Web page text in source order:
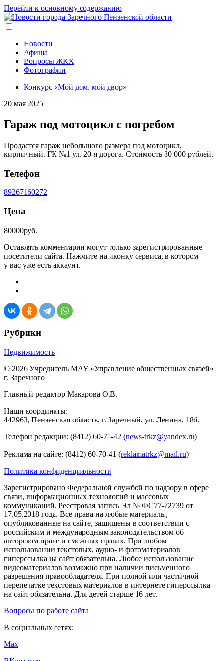
Перейти к основному содержанию
Новости
Афиша
Вопросы ЖКХ
Фотографии
Конкурс «Мой дом, мой двор»
20 мая 2025
Гараж под мотоцикл с погребом
Продается гараж небольшого размера под мотоцикл,
кирпичный. ГК №1 ул. 20-я дорога. Стоимость 80 000 рублей.
Телефон
89267160272
Цена
80000руб.
Оставлять комментарии могут только зарегистрированные
посетители сайта. Нажмите на иконку сервиса, в котором
у вас уже есть аккаунт.
Рубрики
Недвижимость
© 2026 Учредитель МАУ «Управление общественных связей»
г. Заречного
Главный редактор Макарова О.В.
Наши координаты:
442963, Пензенская область, г. Заречный, ул. Ленина, 18б.
Телефон редакции: (8412) 60-75-42 (news-trkz@yandex.ru)
Реклама на сайте: (8412) 60-70-41 (reklamatrkz@mail.ru)
Политика конфиденциальности
Зарегистрировано Федеральной службой по надзору в сфере
связи, информационных технологий и массовых
коммуникаций. Реестровая запись Эл № ФС77-72739 от
17.05.2018 года. Все права на любые материалы,
опубликованные на сайте, защищены в соответствии с
российским и международным законодательством об
авторском праве и смежных правах. При любом
использовании текстовых, аудио- и фотоматериалов
гиперссылка на сайт обязательна. Любое использование
видеоматериалов возможно при наличии письменного
разрешения правообладателя. При полной или частичной
перепечатке текстовых материалов в интернете гиперссылка
на сайт обязательна. Для детей старше 16 лет.
Вопросы по работе сайта
В социальных сетях:
Max